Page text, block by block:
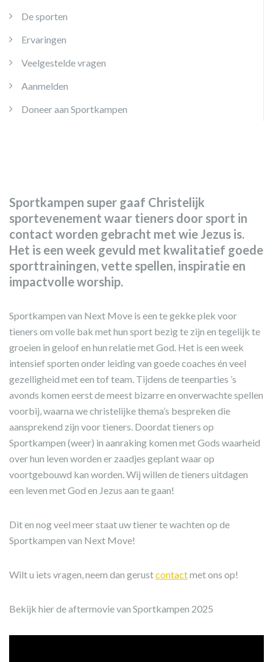
De sporten
Ervaringen
Veelgestelde vragen
Aanmelden
Doneer aan Sportkampen
Sportkampen super gaaf Christelijk
sportevenement waar tieners door sport in
contact worden gebracht met wie Jezus is.
Het is een week gevuld met kwalitatief goede
sporttrainingen, vette spellen, inspiratie en
impactvolle worship.
Sportkampen van Next Move is een te gekke plek voor
tieners om volle bak met hun sport bezig te zijn en tegelijk te
groeien in geloof en hun relatie met God. Het is een week
intensief sporten onder leiding van goede coaches én veel
gezelligheid met een tof team. Tijdens de teenparties ’s
avonds komen eerst de meest bizarre en onverwachte spellen
voorbij, waarna we christelijke thema’s bespreken die
aansprekend zijn voor tieners. Doordat tieners op
Sportkampen (weer) in aanraking komen met Gods waarheid
over hun leven worden er zaadjes geplant waar op
voortgebouwd kan worden. Wij willen de tieners uitdagen
een leven met God en Jezus aan te gaan!
Dit en nog veel meer staat uw tiener te wachten op de
Sportkampen van Next Move!
Wilt u iets vragen, neem dan gerustcontactmet ons op!
Bekijk hier de aftermovie van Sportkampen 2025